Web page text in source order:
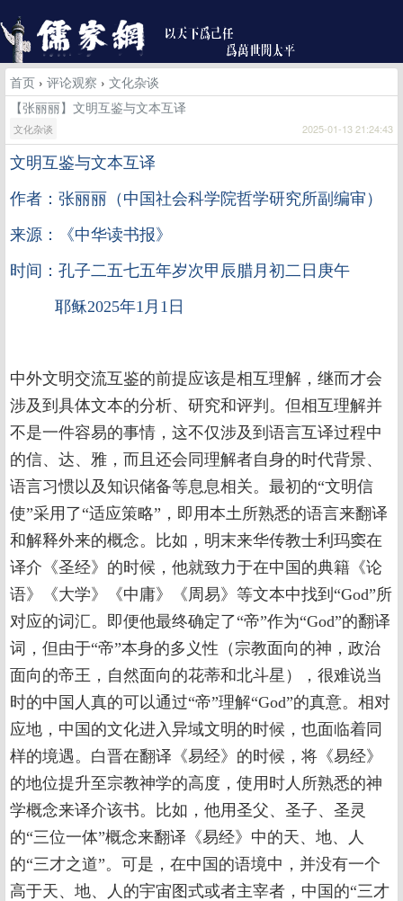
首页 › 评论观察 › 文化杂谈
【张丽丽】文明互鉴与文本互译
文化杂谈 2025-01-13 21:24:43
文明互鉴与文本互译
作者：张丽丽（中国社会科学院哲学研究所副编审）
来源：《中华读书报》
时间：孔子二五七五年岁次甲辰腊月初二日庚午
耶稣2025年1月1日
中外文明交流互鉴的前提应该是相互理解，继而才会
涉及到具体文本的分析、研究和评判。但相互理解并
不是一件容易的事情，这不仅涉及到语言互译过程中
的信、达、雅，而且还会同理解者自身的时代背景、
语言习惯以及知识储备等息息相关。最初的“文明信
使”采用了“适应策略”，即用本土所熟悉的语言来翻译
和解释外来的概念。比如，明末来华传教士利玛窦在
译介《圣经》的时候，他就致力于在中国的典籍《论
语》《大学》《中庸》《周易》等文本中找到“God”所
对应的词汇。即便他最终确定了“帝”作为“God”的翻译
词，但由于“帝”本身的多义性（宗教面向的神，政治
面向的帝王，自然面向的花蒂和北斗星），很难说当
时的中国人真的可以通过“帝”理解“God”的真意。相对
应地，中国的文化进入异域文明的时候，也面临着同
样的境遇。白晋在翻译《易经》的时候，将《易经》
的地位提升至宗教神学的高度，使用时人所熟悉的神
学概念来译介该书。比如，他用圣父、圣子、圣灵
的“三位一体”概念来翻译《易经》中的天、地、人
的“三才之道”。可是，在中国的语境中，并没有一个
高于天、地、人的宇宙图式或者主宰者，中国的“三才